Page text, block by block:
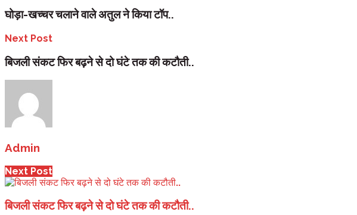
घोड़ा-खच्चर चलाने वाले अतुल ने किया टॉप..
Next Post
बिजली संकट फिर बढ़ने से दो घंटे तक की कटौती..
Admin
Next Post
बिजली संकट फिर बढ़ने से दो घंटे तक की कटौती..